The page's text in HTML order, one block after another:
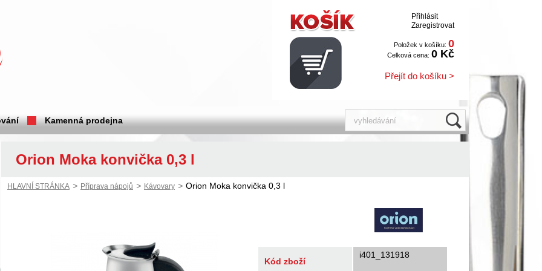
Přihlásit
Zaregistrovat
Položek v košíku: 0
Celková cena: 0 Kč
Přejít do košíku >
Kamenná prodejna
Orion Moka konvička 0,3 l
HLAVNÍ STRÁNKA > Příprava nápojů > Kávovary > Orion Moka konvička 0,3 l
Kód zboží
i401_131918